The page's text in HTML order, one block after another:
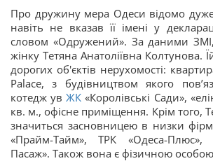
Про дружину мера Одеси відомо
навіть не вказав її імені у
словом «Одружений». За даними ЗМІ,
жінку Тетяна Анатоліївна Колтунова.
дорогих об'єктів нерухомості:
Palace, з будівництвом якого
котедж увЖК «Королівські Сади»,
кв. м., офісне приміщення. Крім того,
значиться засновницею в низки
«Прайм-Тайм», ТРК «Одеса-Плюс»,
Пасаж». Також вона є фізичною